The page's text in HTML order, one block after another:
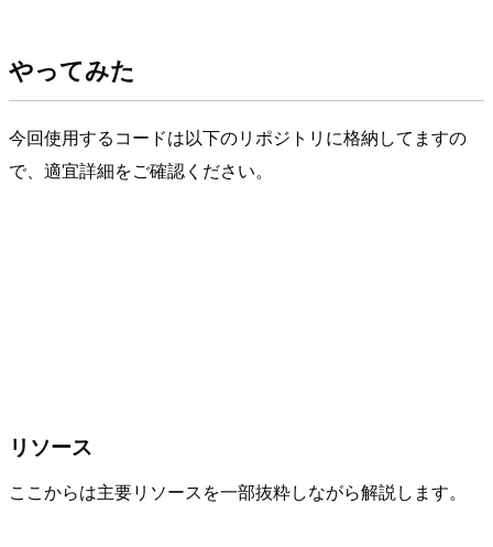
やってみた
今回使用するコードは以下のリポジトリに格納してますの
で、適宜詳細をご確認ください。
リソース
ここからは主要リソースを一部抜粋しながら解説します。